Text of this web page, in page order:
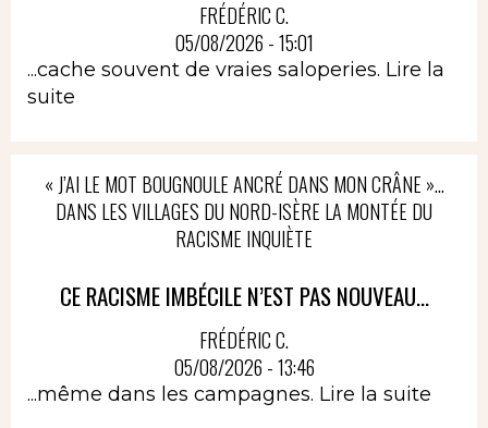
FRÉDÉRIC C.
05/08/2026 - 15:01
...cache souvent de vraies saloperies. Lire la
suite
« J’AI LE MOT BOUGNOULE ANCRÉ DANS MON CRÂNE »…
DANS LES VILLAGES DU NORD-ISÈRE LA MONTÉE DU
RACISME INQUIÈTE
CE RACISME IMBÉCILE N’EST PAS NOUVEAU...
FRÉDÉRIC C.
05/08/2026 - 13:46
...même dans les campagnes. Lire la suite